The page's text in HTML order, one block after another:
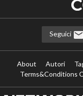
Seguici
About Autori
Terms&Conditions